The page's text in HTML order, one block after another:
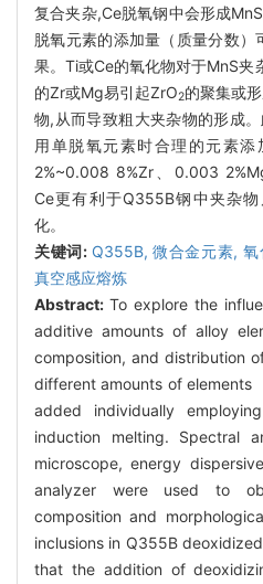
复合夹杂,Ce脱氧钢中会形成
脱氧元素的添加量（质量分数
果。Ti或Ce的氧化物对于MnS夹
的Zr或Mg易引起ZrO2的聚集或
物,从而导致粗大夹杂物的形成
用单脱氧元素时合理的元素
2%~0.008 8%Zr、0.003
Ce更有利于Q355B钢中夹杂
化。
关键词: Q355B,微合金元素,氧
真空感应熔炼
Abstract: To explore the
additive amounts of alloy
composition, and distribution
different amounts of elements
added individually
induction melting. Spectral
microscope, energy
analyzer were used to
composition and
inclusions in Q355B
that the addition of